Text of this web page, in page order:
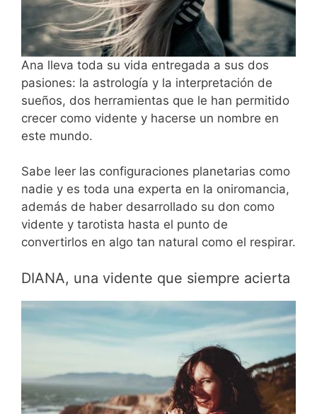
Ana lleva toda su vida entregada a sus dos
pasiones: la astrología y la interpretación de
sueños, dos herramientas que le han permitido
crecer como vidente y hacerse un nombre en
este mundo.
Sabe leer las configuraciones planetarias como
nadie y es toda una experta en la oniromancia,
además de haber desarrollado su don como
vidente y tarotista hasta el punto de
convertirlos en algo tan natural como el respirar.
DIANA, una vidente que siempre acierta